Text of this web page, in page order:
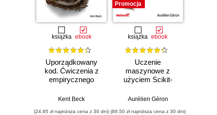
książka ebook
Uporządkowany
kod. Ćwiczenia z
empirycznego
oprogramowania
Kent Beck
(24,95 zł najniższa cena z 30 dni)
Promocja
książka ebook
Uczenie
maszynowe z
użyciem Scikit-
TensorFlow.
Aurélien Géron
(89,50 zł najniższa cena z 30 dni)